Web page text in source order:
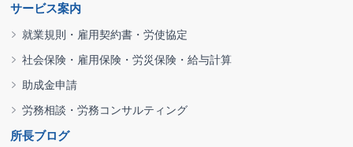
サービス案内
就業規則・雇用契約書・労使協定
社会保険・雇用保険・労災保険・給与計算
助成金申請
労務相談・労務コンサルティング
所長ブログ